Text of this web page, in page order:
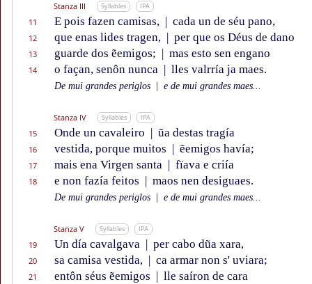
Stanza III Syllables IPA
11 E pois fazen camisas, | cada un de séu pano,
12 que enas lides tragen, | per que os Déus de dano
13 guarde dos ẽemigos; | mas esto sen engano
14 o façan, senôn nunca | lles valrría ja maes.
De mui grandes periglos e de mui grandes maes...
Stanza IV Syllables IPA
15 Onde un cavaleiro | ũa destas tragía
16 vestida, porque muitos | ẽemigos havía;
17 mais ena Virgen santa | fïava e criía
18 e non fazía feitos | maos nen desiguaes.
De mui grandes periglos e de mui grandes maes...
Stanza V Syllables IPA
19 Un día cavalgava | per cabo dũa xara,
20 sa camisa vestida, | ca armar non s' uviara;
21 entôn séus ẽemigos | lle saíron de cara